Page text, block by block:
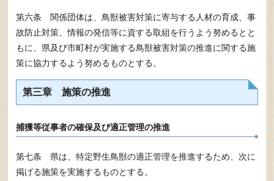
第六条 関係団体は、鳥獣被害対策に寄与する人材の育成、事
故防止対策、情報の発信等に資する取組を行うよう努めるとと
もに、県及び市町村が実施する鳥獣被害対策の推進に関する施
策に協力するよう努めるものとする。
第三章 施策の推進
捕獲等従事者の確保及び適正管理の推進
第七条 県は、特定野生鳥獣の適正管理を推進するため、次に
掲げる施策を実施するものとする。